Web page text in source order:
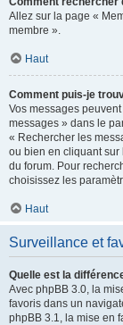
Allez sur la page «
membre ».
Haut
Comment puis-je
Vos messages
messages » dans le
« Rechercher les
ou bien en cliquant sur
du forum. Pour
choisissez les
Haut
Surveillance et
Quelle est la
Avec phpBB 3.0, la
favoris dans un
phpBB 3.1, la mise en